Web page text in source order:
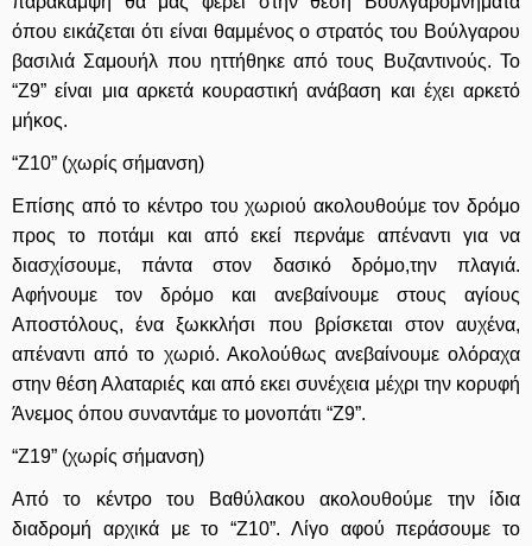
όπου εικάζεται ότι είναι θαμμένος ο στρατός του Βούλγαρου
βασιλιά Σαμουήλ που ηττήθηκε από τους Βυζαντινούς. Το
“Ζ9” είναι μια αρκετά κουραστική ανάβαση και έχει αρκετό
μήκος.
“Ζ10” (χωρίς σήμανση)
Επίσης από το κέντρο του χωριού ακολουθούμε τον δρόμο
προς το ποτάμι και από εκεί περνάμε απέναντι για να
διασχίσουμε, πάντα στον δασικό δρόμο,την πλαγιά.
Αφήνουμε τον δρόμο και ανεβαίνουμε στους αγίους
Αποστόλους, ένα ξωκκλήσι που βρίσκεται στον αυχένα,
απέναντι από το χωριό. Ακολούθως ανεβαίνουμε ολόραχα
στην θέση Αλαταριές και από εκει συνέχεια μέχρι την κορυφή
Άνεμος όπου συναντάμε το μονοπάτι “Ζ9”.
“Ζ19” (χωρίς σήμανση)
Από το κέντρο του Βαθύλακου ακολουθούμε την ίδια
διαδρομή αρχικά με το “Ζ10”. Λίγο αφού περάσουμε το